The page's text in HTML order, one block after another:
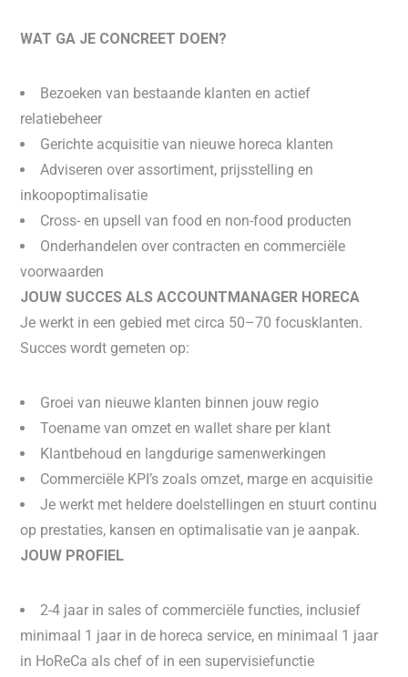
WAT GA JE CONCREET DOEN?
Bezoeken van bestaande klanten en actief
relatiebeheer
Gerichte acquisitie van nieuwe horeca klanten
Adviseren over assortiment, prijsstelling en
inkoopoptimalisatie
Cross- en upsell van food en non-food producten
Onderhandelen over contracten en commerciële
voorwaarden
JOUW SUCCES ALS ACCOUNTMANAGER HORECA
Je werkt in een gebied met circa 50–70 focusklanten.
Succes wordt gemeten op:
Groei van nieuwe klanten binnen jouw regio
Toename van omzet en wallet share per klant
Klantbehoud en langdurige samenwerkingen
Commerciële KPI’s zoals omzet, marge en acquisitie
Je werkt met heldere doelstellingen en stuurt continu
op prestaties, kansen en optimalisatie van je aanpak.
JOUW PROFIEL
2-4 jaar in sales of commerciële functies, inclusief
minimaal 1 jaar in de horeca service, en minimaal 1 jaar
in HoReCa als chef of in een supervisiefunctie